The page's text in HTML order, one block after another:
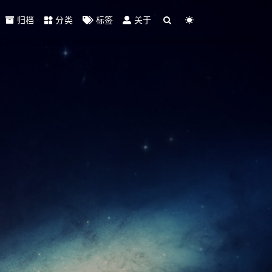
归档 分类 标签 关于